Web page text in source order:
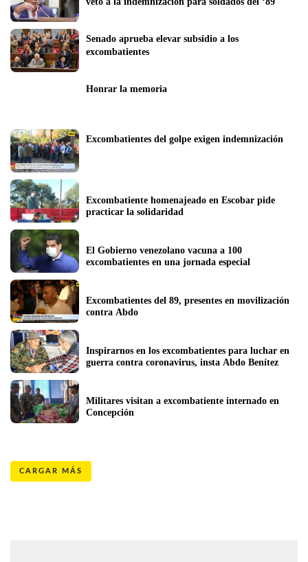
Senado aprueba elevar subsidio a los
excombatientes
Excombatientes del golpe exigen indemnización
Excombatiente homenajeado en Escobar pide
practicar la solidaridad
El Gobierno venezolano vacuna a 100
excombatientes en una jornada especial
Excombatientes del 89, presentes en movilización
contra Abdo
Inspirarnos en los excombatientes para luchar en
guerra contra coronavirus, insta Abdo Benítez
Militares visitan a excombatiente internado en
CARGAR MÁS